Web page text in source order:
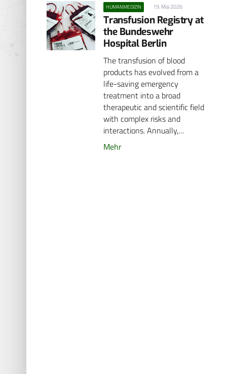
HUMANMEDIZIN 19. Mai 2026
Transfusion Registry at
the Bundeswehr
Hospital Berlin
The transfusion of blood
products has evolved from a
life-saving emergency
treatment into a broad
therapeutic and scientific field
with complex risks and
interactions. Annually,…
Mehr